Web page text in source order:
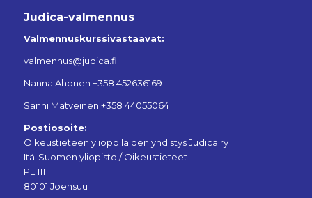
Judica-valmennus
Valmennuskurssivastaavat:
valmennus@judica.fi
Nanna Ahonen +358 452636169
Sanni Matveinen +358 44055064
Postiosoite:
Oikeustieteen ylioppilaiden yhdistys Judica ry
Itä-Suomen yliopisto / Oikeustieteet
PL 111
80101 Joensuu